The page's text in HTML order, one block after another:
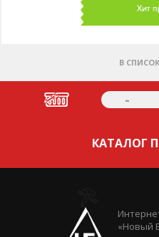
В
-
КАТАЛОГ
«Новый